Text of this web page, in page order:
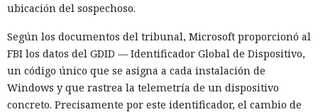
ubicación del sospechoso.
Según los documentos del tribunal, Microsoft proporcionó al
FBI los datos del GDID — Identificador Global de Dispositivo,
un código único que se asigna a cada instalación de
Windows y que rastrea la telemetría de un dispositivo
concreto. Precisamente por este identificador, el cambio de